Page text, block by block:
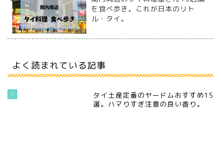
を食べ歩き。これが日本のリト
ル・タイ。
よく読まれている記事
1
タイ土産定番のヤードムおすすめ15
選。ハマりすぎ注意の良い香り。